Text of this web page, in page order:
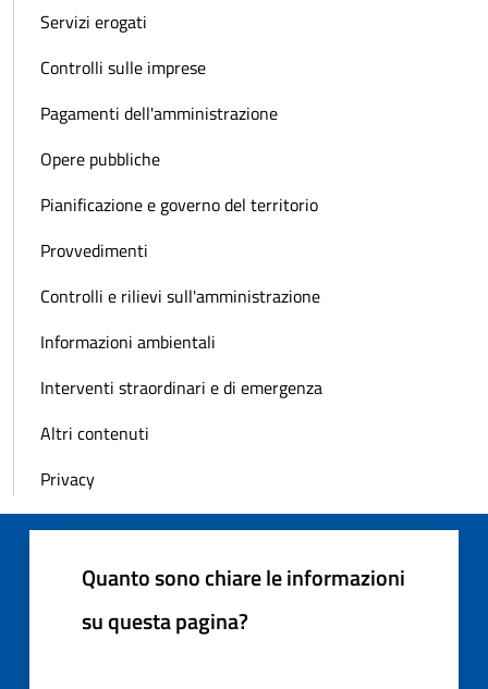
Servizi erogati
Controlli sulle imprese
Pagamenti dell'amministrazione
Opere pubbliche
Pianificazione e governo del territorio
Provvedimenti
Controlli e rilievi sull'amministrazione
Informazioni ambientali
Interventi straordinari e di emergenza
Altri contenuti
Privacy
Quanto sono chiare le informazioni
su questa pagina?